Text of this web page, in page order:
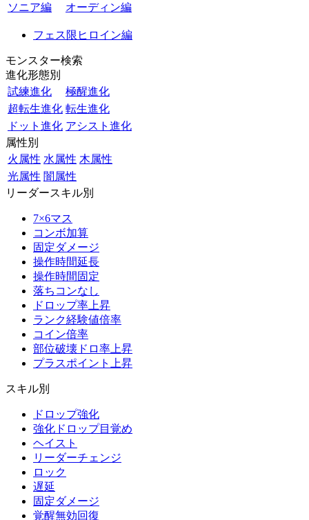
ソニア編
オーディン編
フェス限ヒロイン編
モンスター検索
進化形態別
試練進化
極醒進化
超転生進化 転生進化
ドット進化 アシスト進化
属性別
火属性 水属性 木属性
光属性 闇属性
リーダースキル別
7×6マス
コンボ加算
固定ダメージ
操作時間延長
操作時間固定
落ちコンなし
ドロップ率上昇
ランク経験値倍率
コイン倍率
部位破壊ドロ率上昇
プラスポイント上昇
スキル別
ドロップ強化
強化ドロップ目覚め
ヘイスト
リーダーチェンジ
ロック
遅延
固定ダメージ
覚醒無効回復